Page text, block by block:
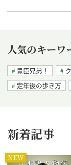
人気のキーワ
豊臣兄弟！
定年後の歩き方
新着記事
NEW